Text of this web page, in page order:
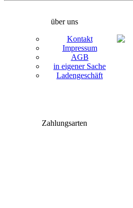
über uns
Kontakt
Impressum
AGB
in eigener Sache
Ladengeschäft
Zahlungsarten